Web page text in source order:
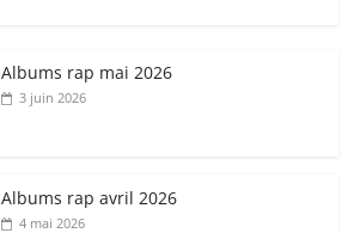
Albums rap mai 2026
3 juin 2026
Albums rap avril 2026
4 mai 2026